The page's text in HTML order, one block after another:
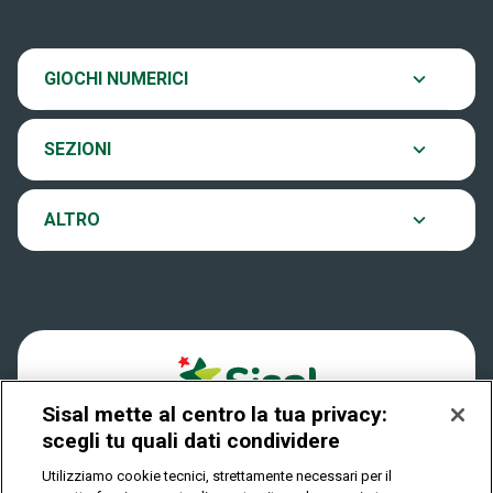
GIOCHI NUMERICI
Eurojackpot
VinciCasa
Play Your Date
SEZIONI
Ultima estrazione
Archivio estrazioni
Verifica vincite
ALTRO
Contatti
Notifiche
Privacy
Sisal mette al centro la tua privacy:
scegli tu quali dati condividere
Utilizziamo cookie tecnici, strettamente necessari per il